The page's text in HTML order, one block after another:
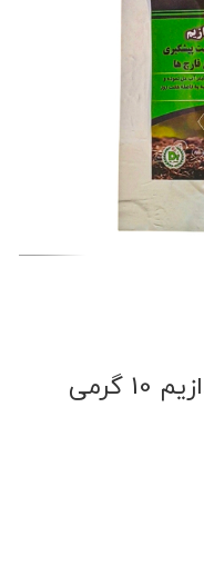
قارچ کش ایپرودیون کاربندازیم 10 گرمی